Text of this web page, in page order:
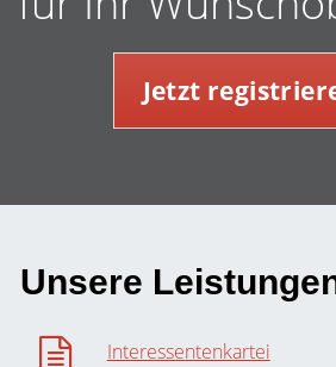
Jetzt
Unsere
Interessentenkartei